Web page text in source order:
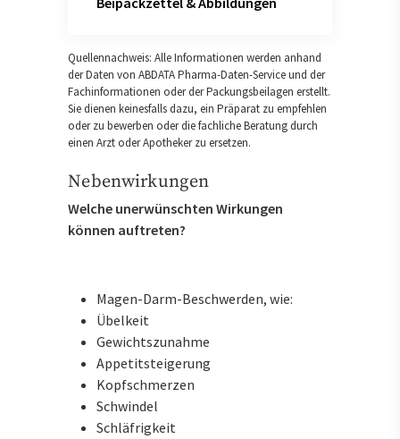
Quellennachweis: Alle Informationen werden anhand
der Daten von ABDATA Pharma-Daten-Service und der
Fachinformationen oder der Packungsbeilagen erstellt.
Sie dienen keinesfalls dazu, ein Präparat zu empfehlen
oder zu bewerben oder die fachliche Beratung durch
einen Arzt oder Apotheker zu ersetzen.
Nebenwirkungen
Welche unerwünschten Wirkungen
können auftreten?
Magen-Darm-Beschwerden, wie:
Übelkeit
Gewichtszunahme
Appetitsteigerung
Kopfschmerzen
Schwindel
Schläfrigkeit